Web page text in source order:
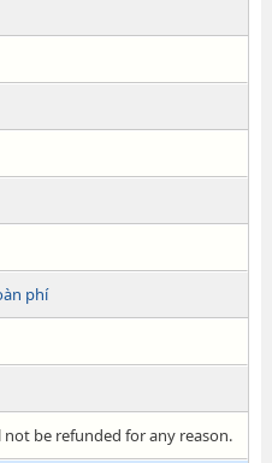
phí
be refunded for any reason.